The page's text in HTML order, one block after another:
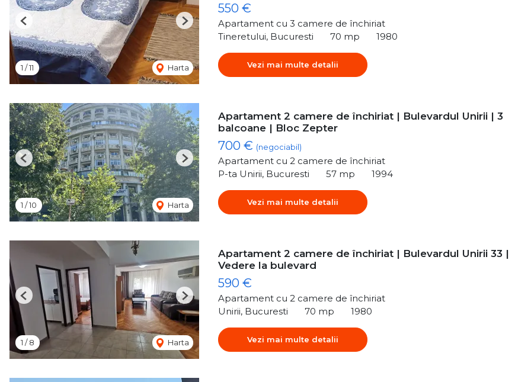
1 /11 Harta
Previous Next
550 €
Apartament cu 3 camere de închiriat
Tineretului, Bucuresti
70 mp 1980
Vezi mai multe detalii
1 /10 Harta
Previous Next
Apartament 2 camere de închiriat | Bulevardul Unirii | 3
balcoane | Bloc Zepter
700 € (negociabil)
Apartament cu 2 camere de închiriat
P-ta Unirii, Bucuresti
57 mp 1994
Vezi mai multe detalii
1 /8 Harta
Previous Next
Apartament 2 camere de închiriat | Bulevardul Unirii 33 |
Vedere la bulevard
590 €
Apartament cu 2 camere de închiriat
Unirii, Bucuresti
70 mp 1980
Vezi mai multe detalii